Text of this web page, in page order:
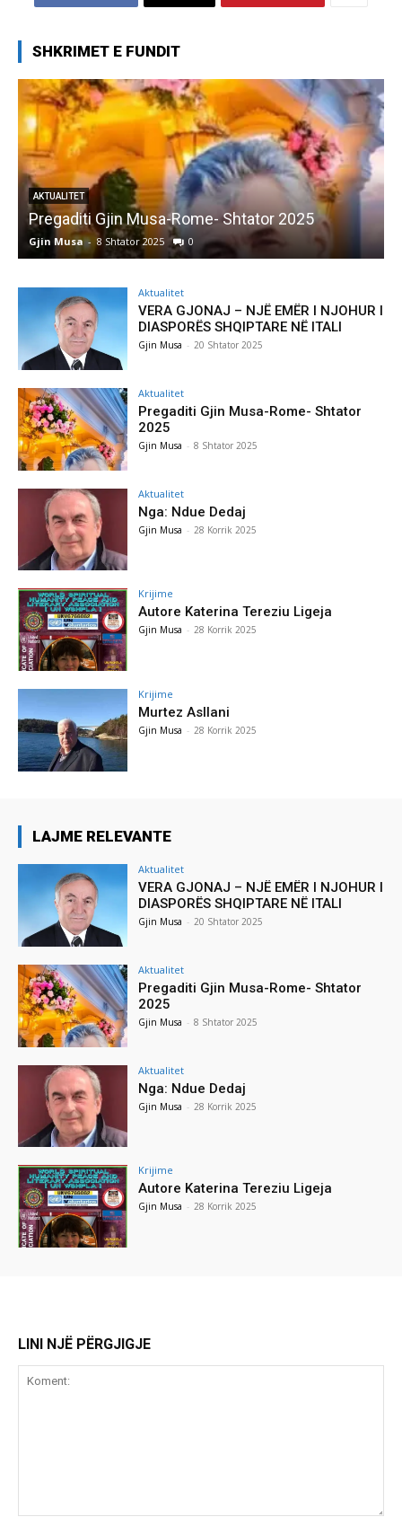
SHKRIMET E FUNDIT
AKTUALITET
Pregaditi Gjin Musa-Rome- Shtator 2025
Gjin Musa - 8 Shtator 2025 0
Aktualitet
VERA GJONAJ – NJË EMËR I NJOHUR I
DIASPORËS SHQIPTARE NË ITALI
Gjin Musa - 20 Shtator 2025
Aktualitet
Pregaditi Gjin Musa-Rome- Shtator
2025
Gjin Musa - 8 Shtator 2025
Aktualitet
Nga: Ndue Dedaj
Gjin Musa - 28 Korrik 2025
Krijime
Autore Katerina Tereziu Ligeja
Gjin Musa - 28 Korrik 2025
Krijime
Murtez Asllani
Gjin Musa - 28 Korrik 2025
LAJME RELEVANTE
Aktualitet
VERA GJONAJ – NJË EMËR I NJOHUR I
DIASPORËS SHQIPTARE NË ITALI
Gjin Musa - 20 Shtator 2025
Aktualitet
Pregaditi Gjin Musa-Rome- Shtator
2025
Gjin Musa - 8 Shtator 2025
Aktualitet
Nga: Ndue Dedaj
Gjin Musa - 28 Korrik 2025
Krijime
Autore Katerina Tereziu Ligeja
Gjin Musa - 28 Korrik 2025
LINI NJË PËRGJIGJE